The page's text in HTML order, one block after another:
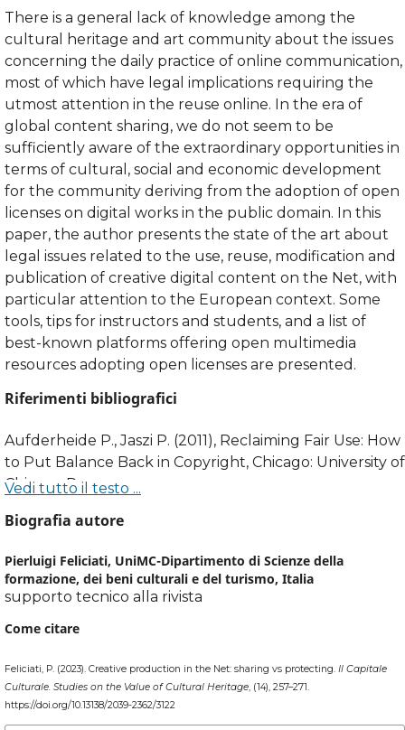
There is a general lack of knowledge among the
cultural heritage and art community about the issues
concerning the daily practice of online communication,
most of which have legal implications requiring the
utmost attention in the reuse online. In the era of
global content sharing, we do not seem to be
sufficiently aware of the extraordinary opportunities in
terms of cultural, social and economic development
for the community deriving from the adoption of open
licenses on digital works in the public domain. In this
paper, the author presents the state of the art about
legal issues related to the use, reuse, modification and
publication of creative digital content on the Net, with
particular attention to the European context. Some
tools, tips for instructors and students, and a list of
best-known platforms offering open multimedia
resources adopting open licenses are presented.
Riferimenti bibliografici
Aufderheide P., Jaszi P. (2011), Reclaiming Fair Use: How
to Put Balance Back in Copyright, Chicago: University of
Chicago Press.
Broussard S.L. (2007), The copyleft movement: creative
Trends», 26, n. 3, pp. 3-43,
http://cscc.scu.edu/trends/v26/v26_n3.pdf.
Caso R., Dore G., Arisi M. (2021), D5.1 Report on the
(GM) in EU,https://doi.org/10.5281/zenodo.5070449.
Creative Commons (2020), Creative Commons Strategy
Vedi tutto il testo ...
Biografia autore
Pierluigi Feliciati, UniMC-Dipartimento di Scienze della
formazione, dei beni culturali e del turismo, Italia
supporto tecnico alla rivista
Come citare
Feliciati, P. (2023). Creative production in the Net: sharing vs protecting. Il Capitale
Culturale. Studies on the Value of Cultural Heritage, (14), 257–271.
https://doi.org/10.13138/2039-2362/3122